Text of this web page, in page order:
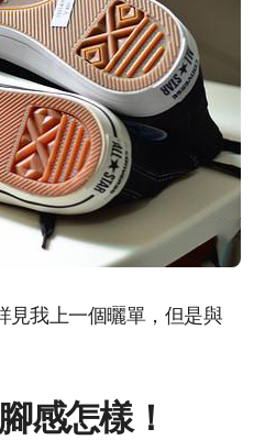
見我上一個曬單，但是與
感怎樣！